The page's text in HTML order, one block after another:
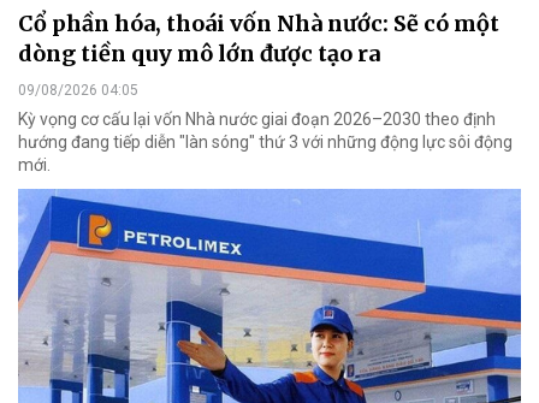
Cổ phần hóa, thoái vốn Nhà nước: Sẽ có một
dòng tiền quy mô lớn được tạo ra
09/08/2026 04:05
Kỳ vọng cơ cấu lại vốn Nhà nước giai đoạn 2026–2030 theo định
hướng đang tiếp diễn "làn sóng" thứ 3 với những động lực sôi động
mới.